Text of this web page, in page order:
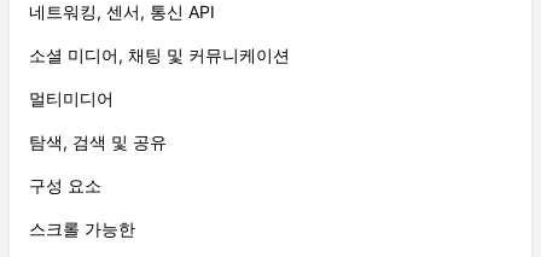
네트워킹, 센서, 통신 API
소셜 미디어, 채팅 및 커뮤니케이션
멀티미디어
탐색, 검색 및 공유
구성 요소
스크롤 가능한